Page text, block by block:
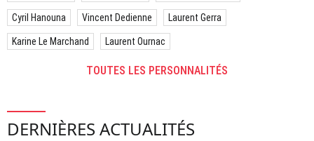
Cyril Hanouna Vincent Dedienne Laurent Gerra
Karine Le Marchand Laurent Ournac
TOUTES LES PERSONNALITÉS
DERNIÈRES ACTUALITÉS